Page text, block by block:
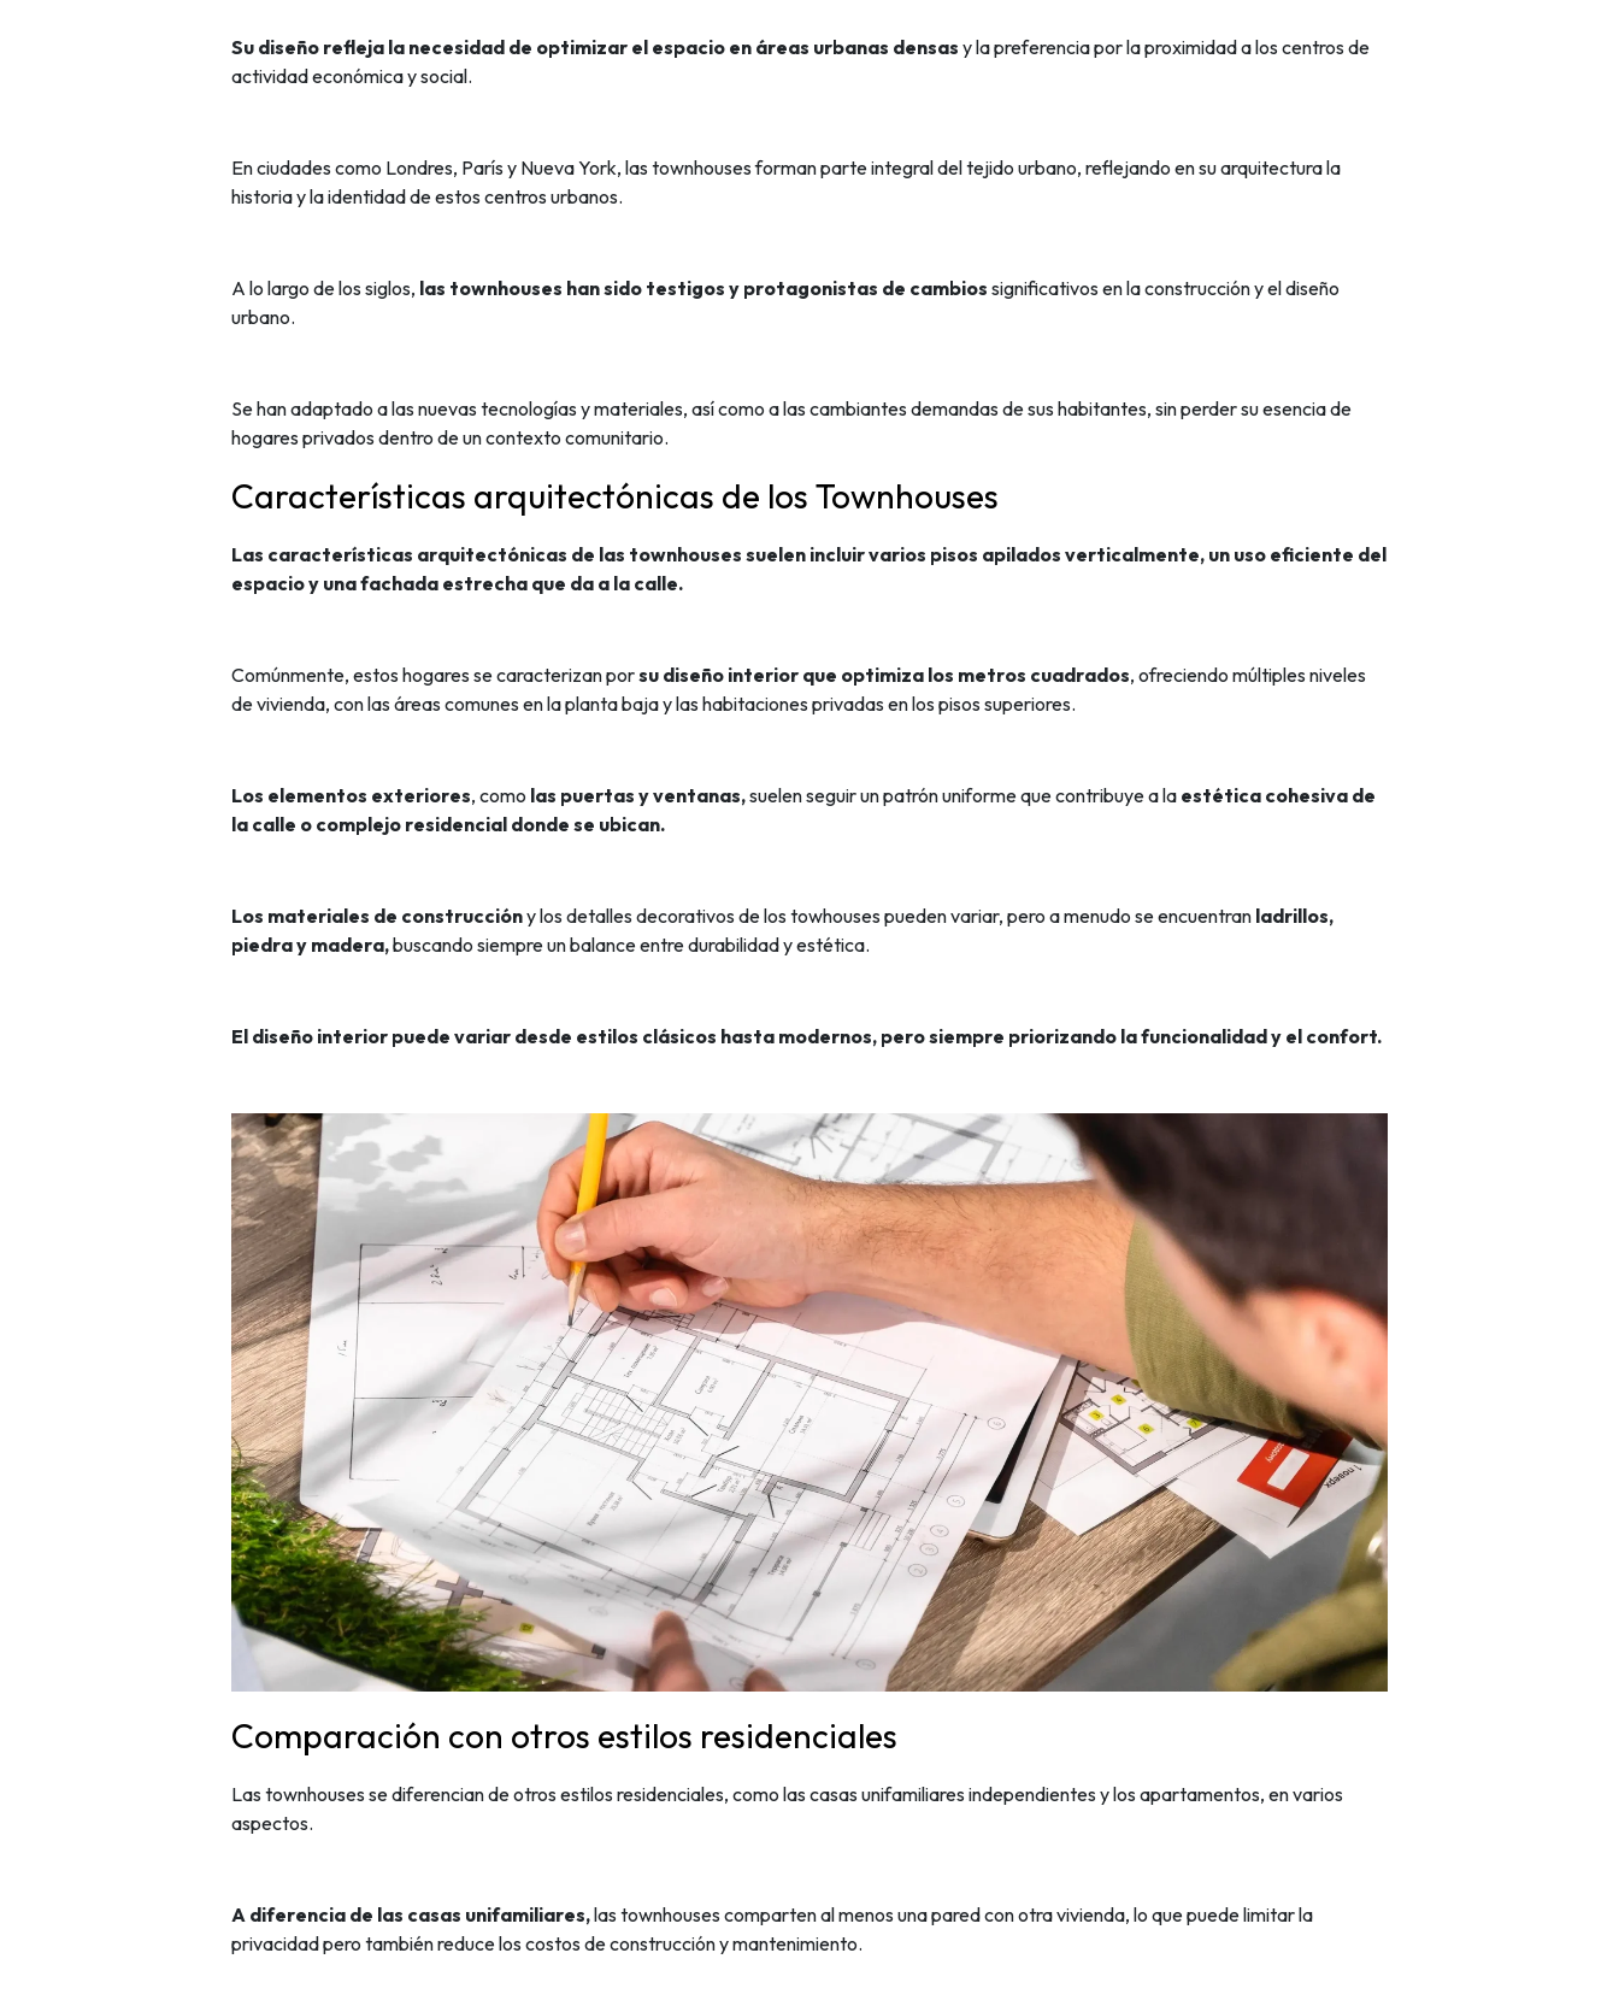
Su diseño refleja la necesidad de optimizar el espacio en áreas urbanas densas y la preferencia por la proximidad a los centros de
actividad económica y social.
En ciudades como Londres, París y Nueva York, las townhouses forman parte integral del tejido urbano, reflejando en su arquitectura la
historia y la identidad de estos centros urbanos.
A lo largo de los siglos, las townhouses han sido testigos y protagonistas de cambios significativos en la construcción y el diseño
urbano.
Se han adaptado a las nuevas tecnologías y materiales, así como a las cambiantes demandas de sus habitantes, sin perder su esencia de
hogares privados dentro de un contexto comunitario.
Características arquitectónicas de los Townhouses
Las características arquitectónicas de las townhouses suelen incluir varios pisos apilados verticalmente, un uso eficiente del
espacio y una fachada estrecha que da a la calle.
Comúnmente, estos hogares se caracterizan porsu diseño interior que optimiza los metros cuadrados, ofreciendo múltiples niveles
de vivienda, con las áreas comunes en la planta baja y las habitaciones privadas en los pisos superiores.
Los elementos exteriores, como las puertas y ventanas,suelen seguir un patrón uniforme que contribuye a la estética cohesiva de
la calle o complejo residencial donde se ubican.
Los materiales de construccióny los detalles decorativos de los towhouses pueden variar, pero a menudo se encuentran ladrillos,
piedra y madera,buscando siempre un balance entre durabilidad y estética.
El diseño interior puede variar desde estilos clásicos hasta modernos, pero siempre priorizando la funcionalidad y el confort.
Comparación con otros estilos residenciales
Las townhouses se diferencian de otros estilos residenciales, como las casas unifamiliares independientes y los apartamentos, en varios
aspectos.
A diferencia de las casas unifamiliares,las townhouses comparten al menos una pared con otra vivienda, lo que puede limitar la
privacidad pero también reduce los costos de construcción y mantenimiento.